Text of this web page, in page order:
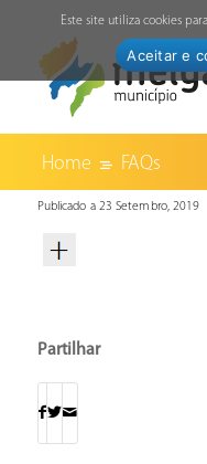
Home FAQs
Publicado a 23 Setembro, 2019
Partilhar
Este site utiliza cookies
Aceitar e